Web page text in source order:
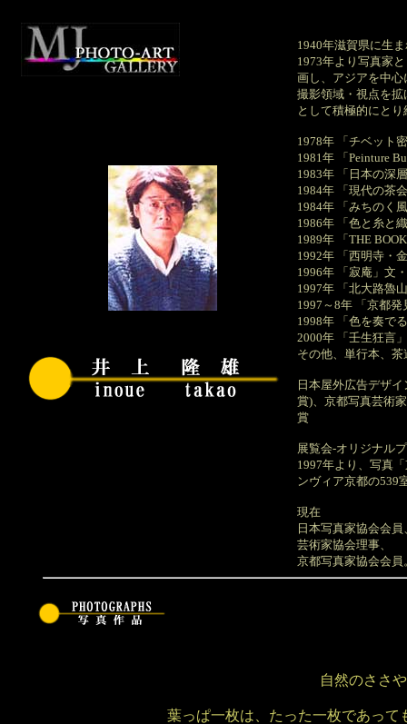
1940年滋賀県に生
1973年より写真家
画し、アジアを中
撮影領域・視点を
として積極的にとり
1978年 「チベット
1981年 「Peinture
1983年 「日本の深
1984年 「現代の茶
1984年 「みちのく
1986年 「色と糸と
1989年 「THE
1992年 「西明寺・
1996年 「寂庵」文
1997年 「北大路魯
1997～8年 「京都
1998年 「色を奏で
2000年 「壬生狂言
その他、単行本、
日本屋外広告デザ
賞)、京都写真芸術
賞
展覧会-オリジナル
1997年より、写真
ンヴィア京都の539
現在
日本写真家協会会
芸術家協会理事、
京都写真家協会会員
自然のささ
葉っぱ一枚は、たった一枚であって